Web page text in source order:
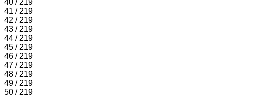
41 / 219
42 / 219
43 / 219
44 / 219
45 / 219
46 / 219
47 / 219
48 / 219
49 / 219
50 / 219